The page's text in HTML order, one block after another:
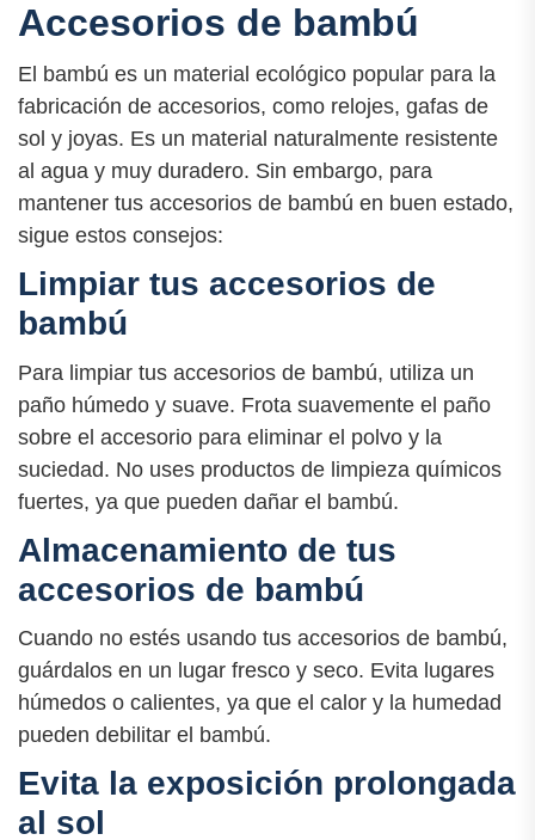
Accesorios de bambú
El bambú es un material ecológico popular para la
fabricación de accesorios, como relojes, gafas de
sol y joyas. Es un material naturalmente resistente
al agua y muy duradero. Sin embargo, para
mantener tus accesorios de bambú en buen estado,
sigue estos consejos:
Limpiar tus accesorios de
bambú
Para limpiar tus accesorios de bambú, utiliza un
paño húmedo y suave. Frota suavemente el paño
sobre el accesorio para eliminar el polvo y la
suciedad. No uses productos de limpieza químicos
fuertes, ya que pueden dañar el bambú.
Almacenamiento de tus
accesorios de bambú
Cuando no estés usando tus accesorios de bambú,
guárdalos en un lugar fresco y seco. Evita lugares
húmedos o calientes, ya que el calor y la humedad
pueden debilitar el bambú.
Evita la exposición prolongada
al sol